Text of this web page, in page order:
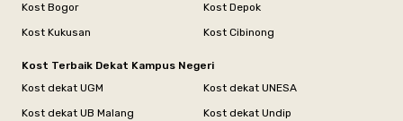
Kost Bogor
Kost Depok
Kost Kukusan
Kost Cibinong
Kost Terbaik Dekat Kampus Negeri
Kost dekat UGM
Kost dekat UNESA
Kost dekat UB Malang
Kost dekat Undip